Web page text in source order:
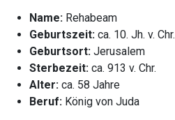
Name: Rehabeam
Geburtszeit: ca. 10. Jh. v. Chr.
Geburtsort: Jerusalem
Sterbezeit: ca. 913 v. Chr.
Alter: ca. 58 Jahre
Beruf: König von Juda